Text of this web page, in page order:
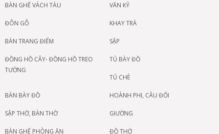
BÀN GHẾ VÁCH TÀU VĂN KỶ
ĐÔN GỖ KHAY TRÀ
BÀN TRANG ĐIỂM SẬP
ĐỒNG HỒ CÂY- ĐỒNG HỒ TREO
TƯỜNG
TỦ BÀY ĐỒ
TỦ CHÈ
BÀN BÀY ĐỒ HOÀNH PHI, CÂU ĐỐI
SẬP THỜ, BÀN THỜ GIƯỜNG
BÀN GHẾ PHÒNG ĂN ĐỒ THỜ